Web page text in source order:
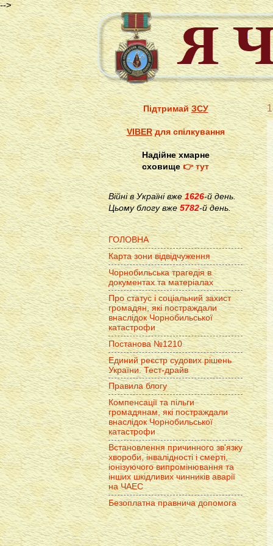
-->
ПідтримайЗСУ
VIBERдля спілкування
Надійне хмарне
сховище👉 тут
Війні в Україні вже1626-й день.
Цьому блогу вже 5782-й день.
ГОЛОВНА
Карта зони відвідчуження
Чорнобильська трагедія в
документах та матеріалах
Про статус і соціальний захист
громадян, які постраждали
внаслідок Чорнобильської
катастрофи
Постанова №1210
Единий реєстр судових рішень
України. Тест-драйв
Правила блогу
Компенсації та пільги
громадянам, які постраждали
внаслідок Чорнобильської
катастрофи
Встановлення причинного зв'язку
хвороби, інвалідності і смерті,
іонізуючого випромінювання та
інших шкідливих чинників аварії
на ЧАЕС
Безоплатна правнича допомога